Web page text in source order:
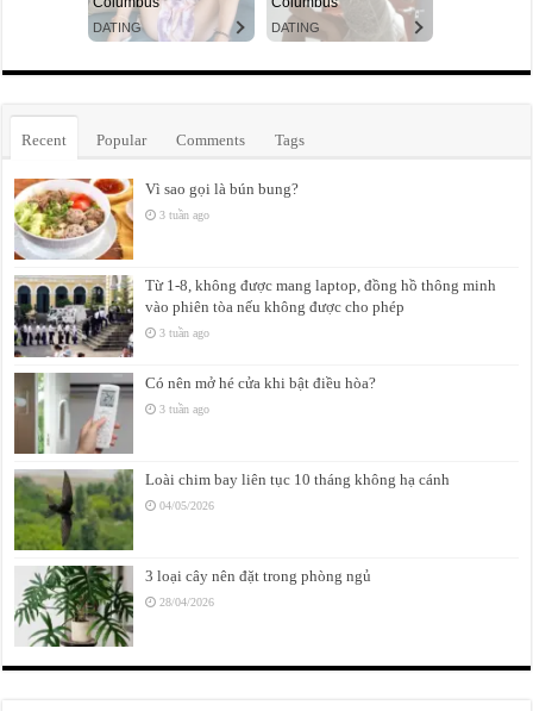
Recent Popular Comments Tags
Vì sao gọi là bún bung?
3 tuần ago
Từ 1-8, không được mang laptop, đồng hồ thông minh
vào phiên tòa nếu không được cho phép
3 tuần ago
Có nên mở hé cửa khi bật điều hòa?
3 tuần ago
Loài chim bay liên tục 10 tháng không hạ cánh
04/05/2026
3 loại cây nên đặt trong phòng ngủ
28/04/2026